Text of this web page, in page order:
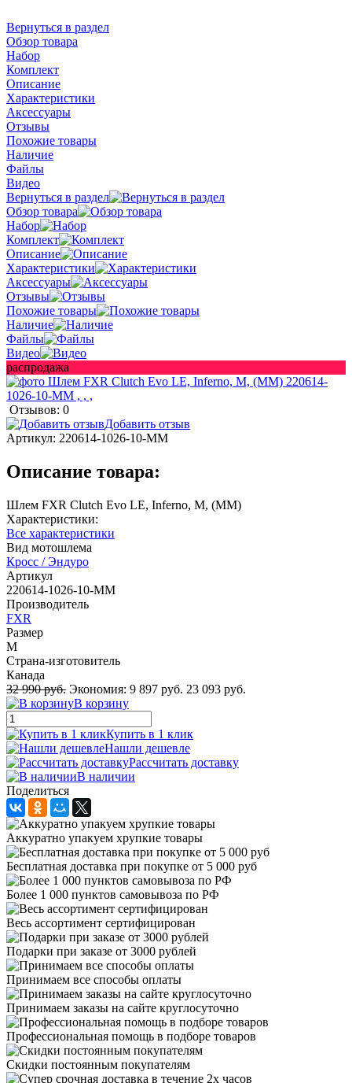
Вернуться в раздел
Обзор товара
Набор
Комплект
Описание
Характеристики
Аксессуары
Отзывы
Похожие товары
Наличие
Файлы
Видео
Вернуться в раздел
Обзор товара
Набор
Комплект
Описание
Характеристики
Аксессуары
Отзывы
Похожие товары
Наличие
Файлы
Видео
распродажа
Отзывов: 0
Добавить отзыв
Артикул: 220614-1026-10-MM
Описание товара:
Шлем FXR Clutch Evo LE, Inferno, M, (MM)
Характеристики:
Все характеристики
Вид мотошлема
Кросс / Эндуро
Артикул
220614-1026-10-MM
Производитель
FXR
Размер
M
Страна-изготовитель
Канада
32 990 руб. Экономия: 9 897 руб. 23 093 руб.
В корзину
Купить в 1 клик
Нашли дешевле
Рассчитать доставку
В наличии
Поделиться
Аккуратно упакуем хрупкие товары
Бесплатная доставка при покупке от 5 000 руб
Более 1 000 пунктов самовывоза по РФ
Весь ассортимент сертифицирован
Подарки при заказе от 3000 рублей
Принимаем все способы оплаты
Принимаем заказы на сайте круглосуточно
Профессиональная помощь в подборе товаров
Скидки постоянным покупателям